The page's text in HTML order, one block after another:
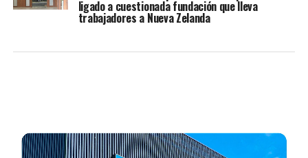
ligado a cuestionada fundación que lleva
trabajadores a Nueva Zelanda